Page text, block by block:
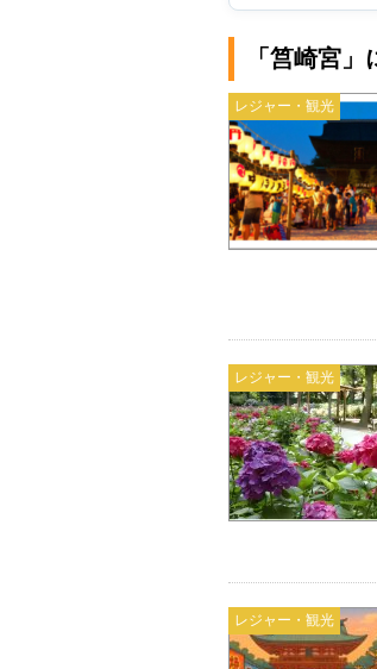
「筥崎宮
レジャー・観光
レジャー・観光
レジャー・観光